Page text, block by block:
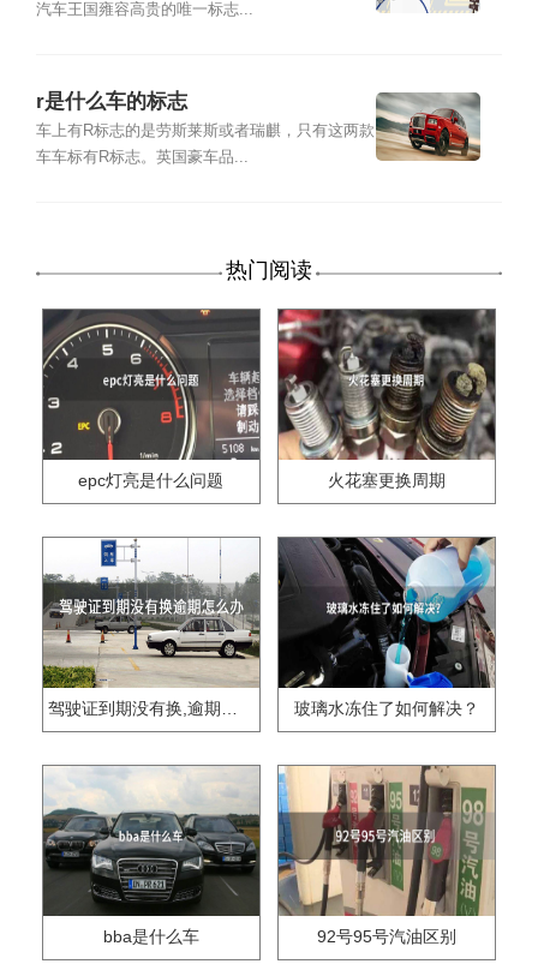
汽车王国雍容高贵的唯一标志...
r是什么车的标志
车上有R标志的是劳斯莱斯或者瑞麒，只有这两款
车车标有R标志。英国豪车品...
热门阅读
epc灯亮是什么问题 火花塞更换周期
驾驶证到期没有换,逾期怎么办?? 玻璃水冻住了如何解决？
bba是什么车 92号95号汽油区别